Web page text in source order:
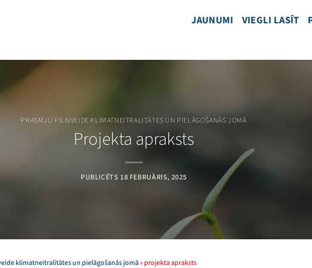
JAUNUMI VIEGLI LASĪT
PRASMJU PILNVEIDE KLIMATNEITRALITĀTES UN PIELĀGOŠANĀS JOMĀ
Projekta apraksts
PUBLICĒTS 18 FEBRUĀRIS, 2025
klimatneitralitātes un pielāgošanās jomā»projekta apraksts